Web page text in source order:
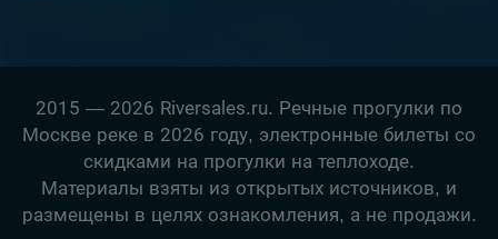
2015 — 2026 Riversales.ru. Речные прогулки по
Москве реке в 2026 году, электронные билеты со
скидками на прогулки на теплоходе.
Материалы взяты из открытых источников, и
размещены в целях ознакомления, а не продажи.